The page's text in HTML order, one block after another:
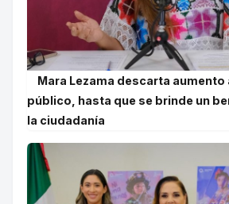
Mara Lezama descarta
público, hasta que se brinde un
la ciudadanía